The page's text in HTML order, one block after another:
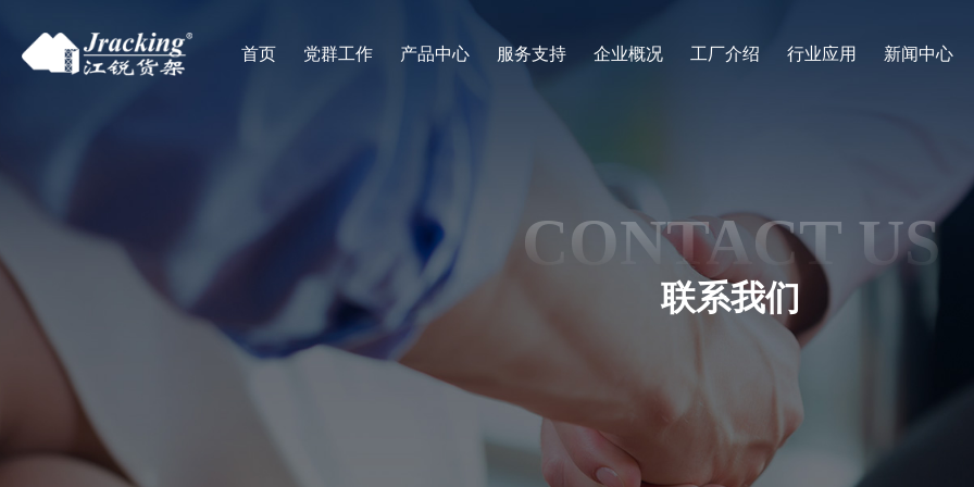
首页 党群工作 产品中心 服务支持 企业概况 工厂介绍 行业应用 新闻中心
CONTACT US
联系我们